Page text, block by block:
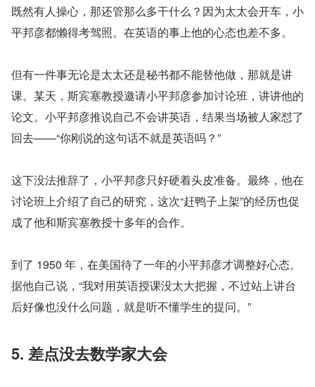
既然有人操心，那还管那么多干什么？因为太太会开车，小
平邦彦都懒得考驾照。在英语的事上他的心态也差不多。
但有一件事无论是太太还是秘书都不能替他做，那就是讲
课。某天，斯宾塞教授邀请小平邦彦参加讨论班，讲讲他的
论文。小平邦彦推说自己不会讲英语，结果当场被人家怼了
回去——“你刚说的这句话不就是英语吗？”
这下没法推辞了，小平邦彦只好硬着头皮准备。最终，他在
讨论班上介绍了自己的研究，这次“赶鸭子上架”的经历也促
成了他和斯宾塞教授十多年的合作。
到了 1950 年，在美国待了一年的小平邦彦才调整好心态。
据他自己说，“我对用英语授课没太大把握，不过站上讲台
后好像也没什么问题，就是听不懂学生的提问。”
5. 差点没去数学家大会